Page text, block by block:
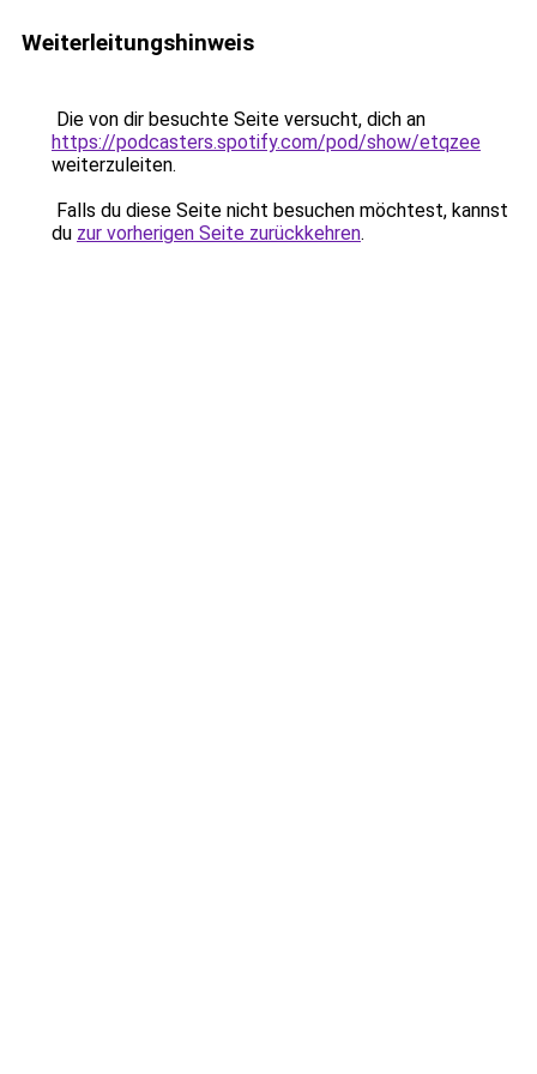
Weiterleitungshinweis
Die von dir besuchte Seite versucht, dich an
https://podcasters.spotify.com/pod/show/etqzee
weiterzuleiten.
Falls du diese Seite nicht besuchen möchtest, kannst
du zur vorherigen Seite zurückkehren.